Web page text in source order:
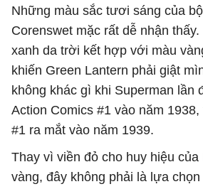
Những màu sắc tươi sáng của
Corenswet mặc rất dễ nhận
xanh da trời kết hợp với màu
khiến Green Lantern phải giật
không khác gì khi Superman lần
Action Comics #1 vào năm
#1 ra mắt vào năm 1939.
Thay vì viền đỏ cho huy hiệu của
vàng, đây không phải là lựa